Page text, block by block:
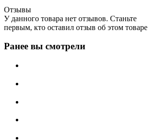
Отзывы
У данного товара нет отзывов. Станьте
первым, кто оставил отзыв об этом
Ранее вы смотрели